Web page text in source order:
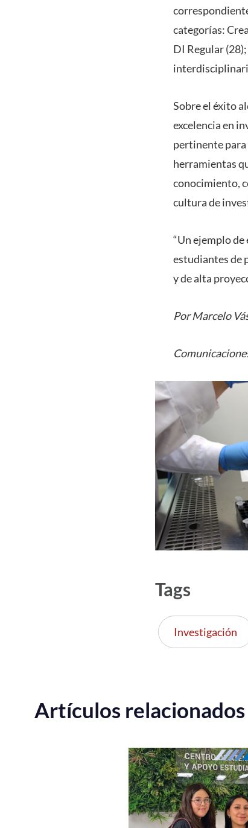
categorías:
DI Regular
Sobre el éxito
excelencia en
pertinente para
herramientas
conocimiento,
cultura de
“Un ejemplo de
estudiantes de
y de alta
Por Marcelo
Tags
Investigación
Artículos relacionados